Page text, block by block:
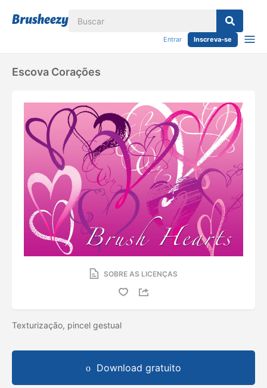
Entrar Inscreva-se
Escova Corações
SOBRE AS LICENÇAS
Texturização, pincel gestual
Download gratuito